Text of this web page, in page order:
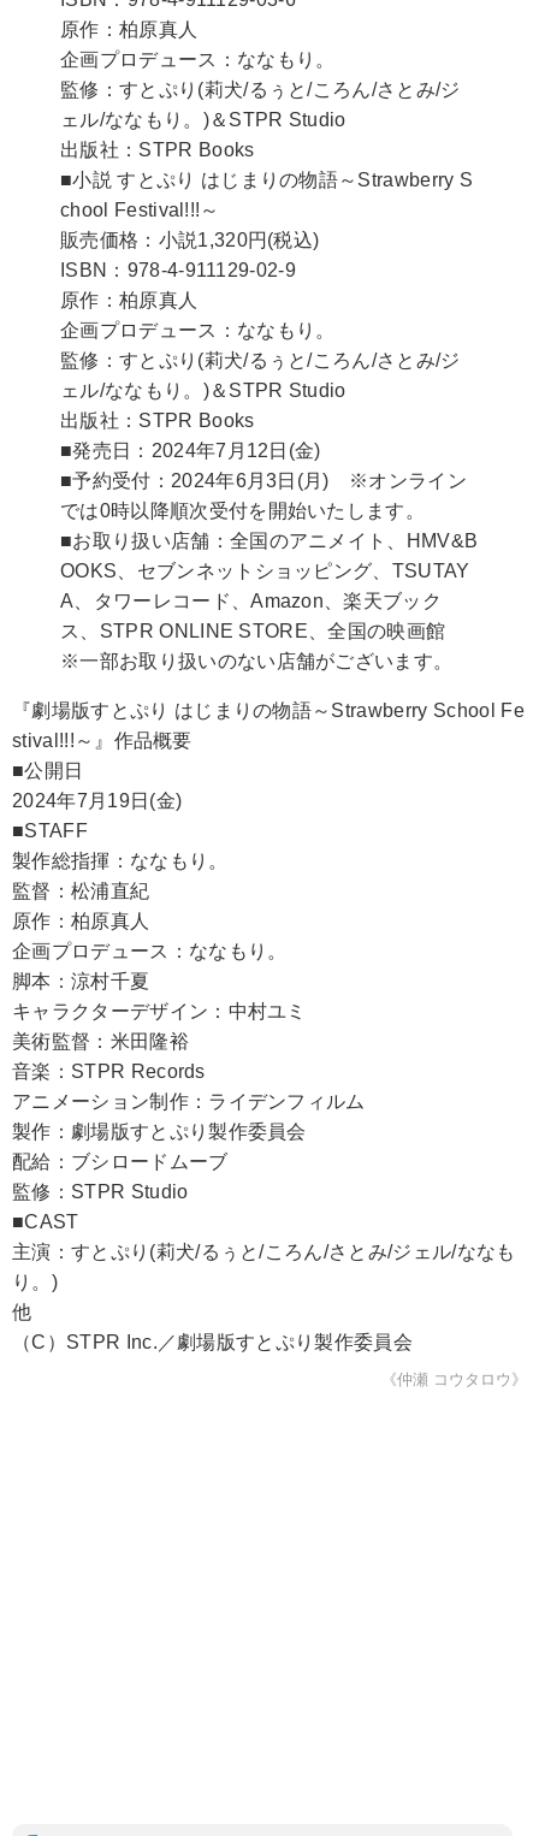
原作：柏原真人
企画プロデュース：ななもり。
監修：すとぷり(莉犬/るぅと/ころん/さとみ/ジ
ェル/ななもり。)＆STPR Studio
出版社：STPR Books
■小説 すとぷり はじまりの物語～Strawberry S
chool Festival!!!～
販売価格：小説1,320円(税込)
ISBN：978-4-911129-02-9
原作：柏原真人
企画プロデュース：ななもり。
監修：すとぷり(莉犬/るぅと/ころん/さとみ/ジ
ェル/ななもり。)＆STPR Studio
出版社：STPR Books
■発売日：2024年7月12日(金)
■予約受付：2024年6月3日(月) ※オンライン
では0時以降順次受付を開始いたします。
■お取り扱い店舗：全国のアニメイト、HMV&B
OOKS、セブンネットショッピング、TSUTAY
A、タワーレコード、Amazon、楽天ブック
ス、STPR ONLINE STORE、全国の映画館
※一部お取り扱いのない店舗がございます。
『劇場版すとぷり はじまりの物語～Strawberry School Fe
stival!!!～』作品概要
■公開日
2024年7月19日(金)
■STAFF
製作総指揮：ななもり。
監督：松浦直紀
原作：柏原真人
企画プロデュース：ななもり。
脚本：涼村千夏
キャラクターデザイン：中村ユミ
美術監督：米田隆裕
音楽：STPR Records
アニメーション制作：ライデンフィルム
製作：劇場版すとぷり製作委員会
配給：ブシロードムーブ
監修：STPR Studio
■CAST
主演：すとぷり(莉犬/るぅと/ころん/さとみ/ジェル/ななも
り。)
他
（C）STPR Inc.／劇場版すとぷり製作委員会
《仲瀬 コウタロウ》